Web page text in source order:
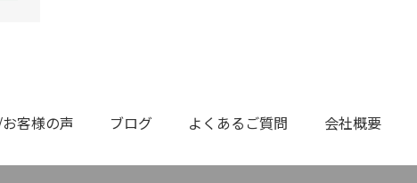
客様の声 ブログ よくあるご質問 会社概要